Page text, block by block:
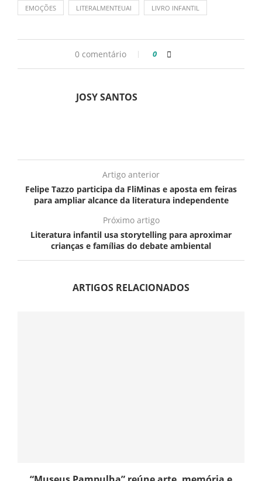
EMOÇÕES LITERALMENTEUAI LIVRO INFANTIL
0 comentário 0
JOSY SANTOS
Artigo anterior
Felipe Tazzo participa da FliMinas e aposta em feiras
para ampliar alcance da literatura independente
Próximo artigo
Literatura infantil usa storytelling para aproximar
crianças e famílias do debate ambiental
ARTIGOS RELACIONADOS